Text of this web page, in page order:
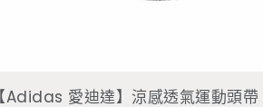
選擇選項
【Adidas 愛迪達】涼感透氣運動頭帶